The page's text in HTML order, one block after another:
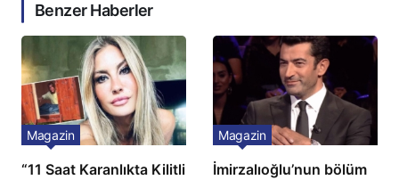
Benzer Haberler
“11 Saat Karanlıkta Kilitli
Magazin
İmirzalıoğlu’nun bölüm
Magazin